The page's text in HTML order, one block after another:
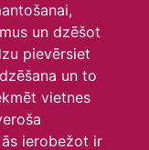
un dzēšot
pievērsiet
un to
vietnes
ierobežot ir